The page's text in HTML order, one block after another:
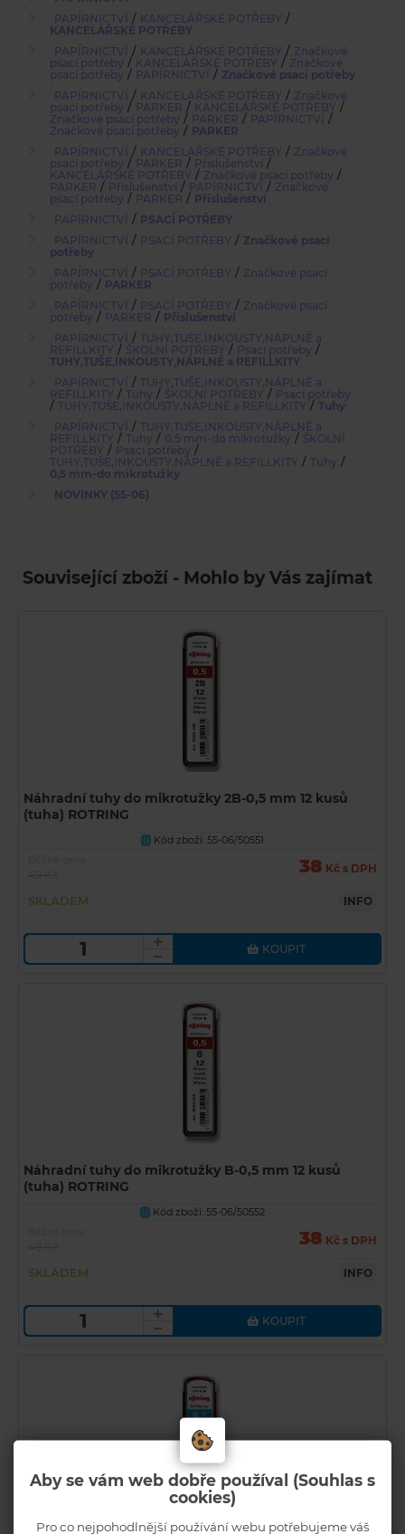
Aby se vám web dobře používal (Souhlas s
cookies)
Pro co nejpohodlnější používání webu potřebujeme váš
PAPÍRNICTVÍ / KANCELÁŘSKÉ POTŘEBY /
KANCELÁŘSKÉ POTŘEBY
PAPÍRNICTVÍ / KANCELÁŘSKÉ POTŘEBY / Značkové
psací potřeby / KANCELÁŘSKÉ POTŘEBY / Značkové
psací potřeby / PAPÍRNICTVÍ / Značkové psací potřeby
PAPÍRNICTVÍ / KANCELÁŘSKÉ POTŘEBY / Značkové
psací potřeby / PARKER / KANCELÁŘSKÉ POTŘEBY /
Značkové psací potřeby / PARKER / PAPÍRNICTVÍ /
Značkové psací potřeby / PARKER
PAPÍRNICTVÍ / KANCELÁŘSKÉ POTŘEBY / Značkové
psací potřeby / PARKER / Příslušenství /
KANCELÁŘSKÉ POTŘEBY / Značkové psací potřeby /
PARKER / Příslušenství / PAPÍRNICTVÍ / Značkové
psací potřeby / PARKER / Příslušenství
PAPÍRNICTVÍ / PSACÍ POTŘEBY
PAPÍRNICTVÍ / PSACÍ POTŘEBY / Značkové psací
potřeby
PAPÍRNICTVÍ / PSACÍ POTŘEBY / Značkové psací
potřeby / PARKER
PAPÍRNICTVÍ / PSACÍ POTŘEBY / Značkové psací
potřeby / PARKER / Příslušenství
PAPÍRNICTVÍ / TUHY,TUŠE,INKOUSTY,NÁPLNĚ a
REFILLKITY / ŠKOLNÍ POTŘEBY / Psací potřeby /
TUHY,TUŠE,INKOUSTY,NÁPLNĚ a REFILLKITY
PAPÍRNICTVÍ / TUHY,TUŠE,INKOUSTY,NÁPLNĚ a
REFILLKITY / Tuhy / ŠKOLNÍ POTŘEBY / Psací potřeby
/ TUHY,TUŠE,INKOUSTY,NÁPLNĚ a REFILLKITY / Tuhy
PAPÍRNICTVÍ / TUHY,TUŠE,INKOUSTY,NÁPLNĚ a
REFILLKITY / Tuhy / 0,5 mm-do mikrotužky / ŠKOLNÍ
POTŘEBY / Psací potřeby /
TUHY,TUŠE,INKOUSTY,NÁPLNĚ a REFILLKITY / Tuhy /
0,5 mm-do mikrotužky
NOVINKY (55-06)
Související zboží - Mohlo by Vás zajímat
Náhradní tuhy do mikrotužky 2B-0,5 mm 12 kusů
(tuha) ROTRING
U
Kód zboží: 55-06/50551
38 Kč s DPH
SKLADEM INFO
KOUPIT
Náhradní tuhy do mikrotužky B-0,5 mm 12 kusů
(tuha) ROTRING
U
Kód zboží: 55-06/50552
38 Kč s DPH
SKLADEM INFO
KOUPIT